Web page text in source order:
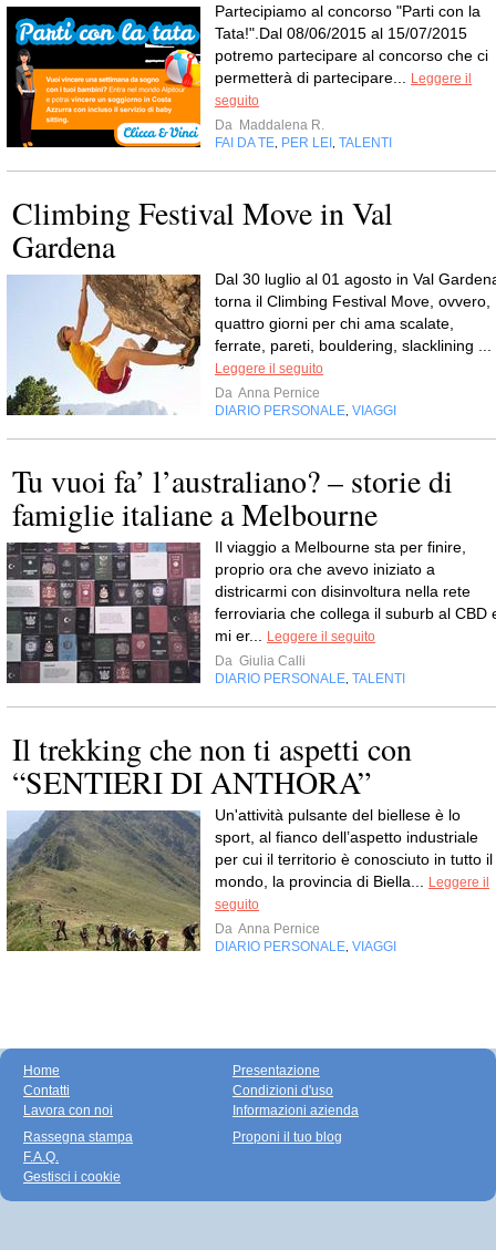
Partecipiamo al concorso "Parti con la
Tata!".Dal 08/06/2015 al 15/07/2015
potremo partecipare al concorso che ci
permetterà di partecipare...
Leggere il
seguito
Da Maddalena R.
FAI DA TE PER LEI TALENTI
Climbing Festival Move in Val
Gardena
Dal 30 luglio al 01 agosto in Val
torna il Climbing Festival Move, ovvero,
quattro giorni per chi ama scalate,
ferrate, pareti, bouldering, slacklining ...
Leggere il seguito
Da Anna Pernice
DIARIO PERSONALE VIAGGI
Tu vuoi fa’ l’australiano? – storie di
famiglie italiane a Melbourne
Il viaggio a Melbourne sta per finire,
proprio ora che avevo iniziato a
districarmi con disinvoltura nella rete
ferroviaria che collega il suburb al CBD
mi er...
Leggere il seguito
Da Giulia Calli
DIARIO PERSONALE TALENTI
Il trekking che non ti aspetti con
“SENTIERI DI ANTHORA”
Un'attività pulsante del biellese è lo
sport, al fianco dell’aspetto industriale
per cui il territorio è conosciuto in tutto il
mondo, la provincia di Biella...
Leggere il
seguito
Da Anna Pernice
DIARIO PERSONALE VIAGGI
Home
Contatti
Lavora con noi
Presentazione
Condizioni d'uso
Informazioni azienda
Rassegna stampa
F.A.Q.
Gestisci i cookie
Proponi il tuo blog